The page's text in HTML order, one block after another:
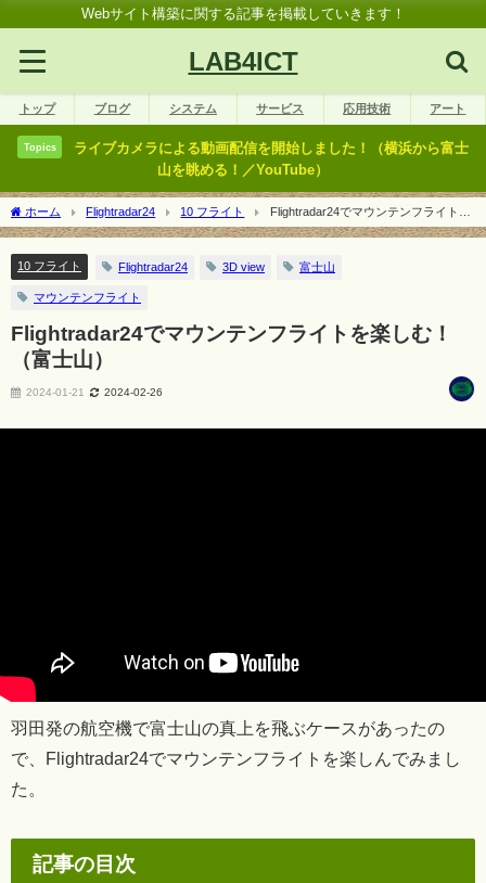
Webサイト構築に関する記事を掲載していきます！
LAB4ICT
トップ ブログ システム サービス 応用技術 アート
Topics
ライブカメラによる動画配信を開始しました！（横浜から富士
山を眺める！／YouTube）
ホーム Flightradar24 10 フライト
Flightradar24でマウンテンフライトを
楽しむ！（富士山）
10 フライト Flightradar24 3D view 富士山
マウンテンフライト
Flightradar24でマウンテンフライトを楽しむ！
（富士山）
2024-01-21 2024-02-26
羽田発の航空機で富士山の真上を飛ぶケースがあったの
で、Flightradar24でマウンテンフライトを楽しんでみまし
た。
記事の目次